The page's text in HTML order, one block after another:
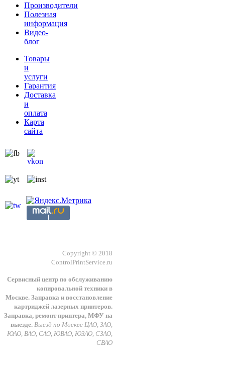
Производители
Полезная
информация
Видео-
блог
Товары
и
услуги
Гарантия
Доставка
и
оплата
Карта
сайта
Copyright © 2018
ControlPrintService.ru
Сервисный центр по обслуживанию
копировальной техники в
Москве. Заправка и восстановление
картриджей лазерных принтеров.
Заправка, ремонт принтера, МФУ на
выезде. Выезд по Москве ЦАО, ЗАО,
ЮАО, ВАО, САО, ЮВАО, ЮЗАО, СЗАО,
СВАО